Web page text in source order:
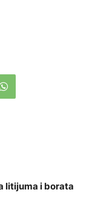
litijuma i borata